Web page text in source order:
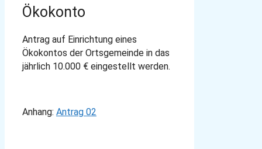
Ökokonto
Antrag auf Einrichtung eines
Ökokontos der Ortsgemeinde in das
jährlich 10.000 € eingestellt werden.
Anhang: Antrag 02